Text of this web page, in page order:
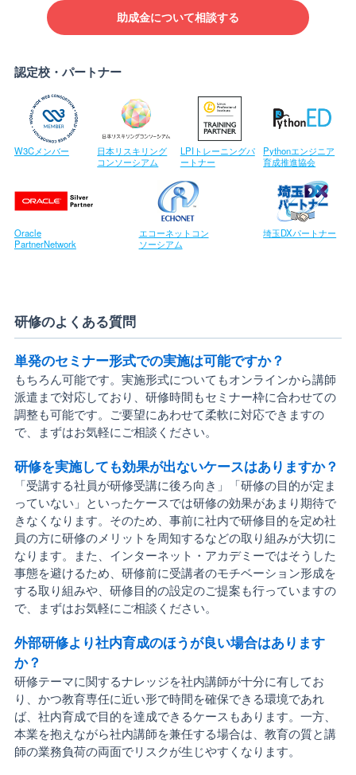
助成金について相談する
認定校・パートナー
W3Cメンバー
日本リスキリング
コンソーシアム
LPIトレーニングパ
ートナー
Pythonエンジニア
育成推進協会
Oracle
PartnerNetwork
エコーネットコン
ソーシアム
埼玉DXパートナー
研修のよくある質問
単発のセミナー形式での実施は可能ですか？
もちろん可能です。実施形式についてもオンラインから講師
派遣まで対応しており、研修時間もセミナー枠に合わせての
調整も可能です。ご要望にあわせて柔軟に対応できますの
で、まずはお気軽にご相談ください。
研修を実施しても効果が出ないケースはありますか？
「受講する社員が研修受講に後ろ向き」「研修の目的が定ま
っていない」といったケースでは研修の効果があまり期待で
きなくなります。そのため、事前に社内で研修目的を定め社
員の方に研修のメリットを周知するなどの取り組みが大切に
なります。また、インターネット・アカデミーではそうした
事態を避けるため、研修前に受講者のモチベーション形成を
する取り組みや、研修目的の設定のご提案も行っていますの
で、まずはお気軽にご相談ください。
外部研修より社内育成のほうが良い場合はあります
か？
研修テーマに関するナレッジを社内講師が十分に有してお
り、かつ教育専任に近い形で時間を確保できる環境であれ
ば、社内育成で目的を達成できるケースもあります。一方、
本業を抱えながら社内講師を兼任する場合は、教育の質と講
師の業務負荷の両面でリスクが生じやすくなります。